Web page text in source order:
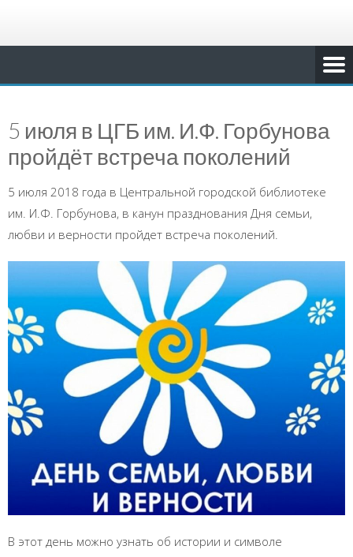
5 июля в ЦГБ им. И.Ф. Горбунова
пройдёт встреча поколений
5 июля 2018 года в Центральной городской библиотеке
им. И.Ф. Горбунова, в канун празднования Дня семьи,
любви и верности пройдет встреча поколений.
В этот день можно узнать об истории и символе